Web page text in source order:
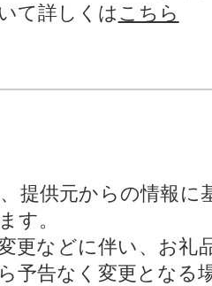
て詳しくは こちら
提供元からの情報に
す。
更などに伴い、お礼
予告なく変更となる